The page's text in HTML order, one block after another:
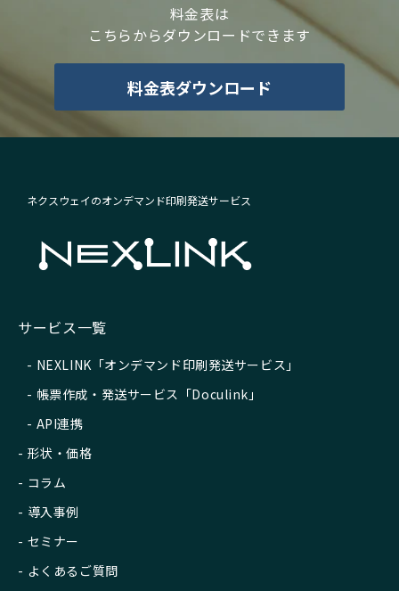
料金表は
こちらからダウンロードできます
料金表ダウンロード
ネクスウェイのオンデマンド印刷発送サービス
サービス一覧
NEXLINK「オンデマンド印刷発送サービス」
帳票作成・発送サービス「Doculink」
API連携
形状・価格
コラム
導入事例
セミナー
よくあるご質問